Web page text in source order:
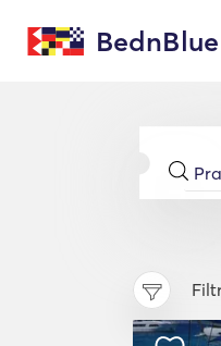
BednBlue